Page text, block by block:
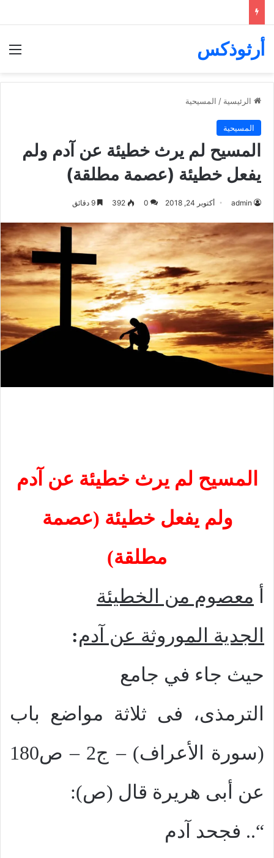
أرثوذكس
الرئيسية / المسيحية
المسيحية
المسيح لم يرث خطيئة عن آدم ولم
يفعل خطيئة (عصمة مطلقة)
admin أكتوبر 24, 2018 0
392
المسيح لم يرث خطيئة عن آدم
ولم يفعل خطيئة (عصمة
مطلقة)
معصوم من الخطيئة
الجدية الموروثة عن آدم:
حيث جاء في جامع
الترمذى، فى ثلاثة مواضع باب
(سورة الأعراف) – ج2 – ص180
عن أبى هريرة قال (ص):
“.. فجحد آدم